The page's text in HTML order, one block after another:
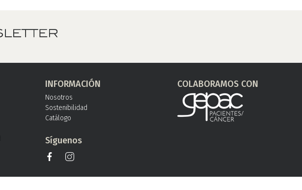
INFORMACIÓN
Nosotros
Sostenibilidad
Catálogo
Síguenos
COLABORAMOS CON